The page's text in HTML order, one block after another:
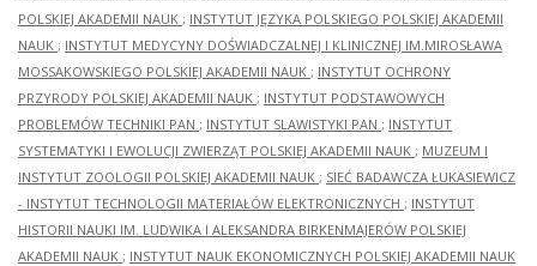
POLSKIEJ AKADEMII NAUK ; INSTYTUT JĘZYKA POLSKIEGO POLSKIEJ AKADEMII
NAUK ; INSTYTUT MEDYCYNY DOŚWIADCZALNEJ I KLINICZNEJ IM.MIROSŁAWA
MOSSAKOWSKIEGO POLSKIEJ AKADEMII NAUK ; INSTYTUT OCHRONY
PRZYRODY POLSKIEJ AKADEMII NAUK ; INSTYTUT PODSTAWOWYCH
PROBLEMÓW TECHNIKI PAN ; INSTYTUT SLAWISTYKI PAN ; INSTYTUT
SYSTEMATYKI I EWOLUCJI ZWIERZĄT POLSKIEJ AKADEMII NAUK ; MUZEUM I
INSTYTUT ZOOLOGII POLSKIEJ AKADEMII NAUK ; SIEĆ BADAWCZA ŁUKASIEWICZ
- INSTYTUT TECHNOLOGII MATERIAŁÓW ELEKTRONICZNYCH ; INSTYTUT
HISTORII NAUKI IM. LUDWIKA I ALEKSANDRA BIRKENMAJERÓW POLSKIEJ
AKADEMII NAUK ; INSTYTUT NAUK EKONOMICZNYCH POLSKIEJ AKADEMII NAUK